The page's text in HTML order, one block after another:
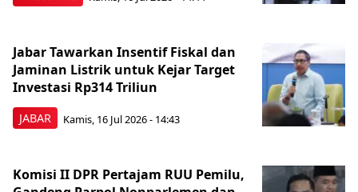
JABAR
Jabar Tawarkan Insentif Fiskal dan
Jaminan Listrik untuk Kejar Target
Investasi Rp314 Triliun
Kamis, 16 Jul 2026 - 14:43
Komisi II DPR Pertajam RUU Pemilu,